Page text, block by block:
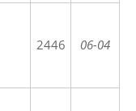
2446 06-04